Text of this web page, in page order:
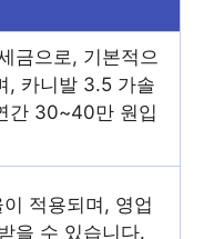
금으로, 기본적으
, 카니발 3.5 가솔
간 30~40만 원입
적용되며, 영업
을 수 있습니다.